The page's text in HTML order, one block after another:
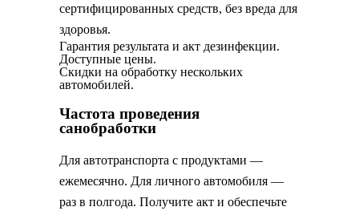
сертифицированных средств, без вреда для
здоровья.
Гарантия результата и акт дезинфекции.
Доступные цены.
Скидки на обработку нескольких
автомобилей.
Частота проведения
санобработки
Для автотранспорта с продуктами —
ежемесячно. Для личного автомобиля —
раз в полгода. Получите акт и обеспечьте